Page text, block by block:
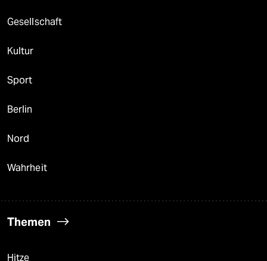
Gesellschaft
Kultur
Sport
Berlin
Nord
Wahrheit
Themen
Hitze